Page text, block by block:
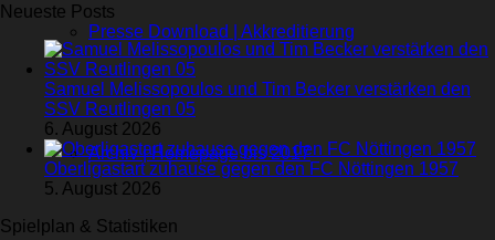
Presse Download | Akkreditierung
Archiv | Homepage bis 2017
Neueste Posts
Samuel Melissopoulos und Tim Becker verstärken den
SSV Reutlingen 05
6. August 2026
Oberligastart zuhause gegen den FC Nöttingen 1957
5. August 2026
Spielplan & Statistiken